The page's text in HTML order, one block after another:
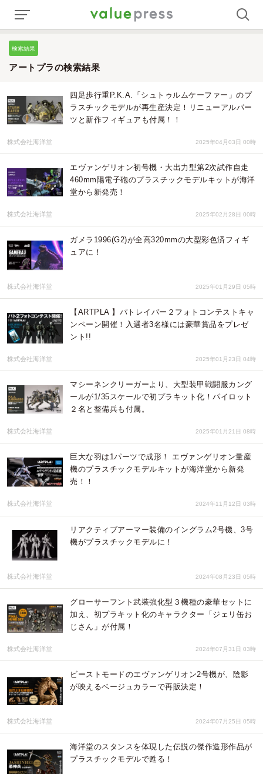
検索結果
アートプラの検索結果
四足歩行重P.K.A.「シュトゥルムケーファー」のプ
ラスチックモデルが再生産決定！リニューアルパー
ツと新作フィギュアも付属！！
株式会社海洋堂 2025年04月03日 00時
エヴァンゲリオン初号機・大出力型第2次試作自走
460mm陽電子砲のプラスチックモデルキットが海洋
堂から新発売！
株式会社海洋堂 2025年02月28日 00時
ガメラ1996(G2)が全高320mmの大型彩色済フィギ
ュアに！
株式会社海洋堂 2025年01月29日 05時
【ARTPLA 】パトレイバー２フォトコンテストキャ
ンペーン開催！入選者3名様には豪華賞品をプレゼ
ント!!
株式会社海洋堂 2025年01月23日 04時
マシーネンクリーガーより、大型装甲戦闘服カング
ールが1/35スケールで初プラキット化！パイロット
２名と整備兵も付属。
株式会社海洋堂 2025年01月21日 08時
巨大な羽は1パーツで成形！ エヴァンゲリオン量産
機のプラスチックモデルキットが海洋堂から新発
売！！
株式会社海洋堂 2024年11月12日 03時
リアクティブアーマー装備のイングラム2号機、3号
機がプラスチックモデルに！
株式会社海洋堂 2024年08月23日 05時
グローサーフント武装強化型３機種の豪華セットに
加え、初プラキット化のキャラクター「ジェリ缶お
じさん」が付属！
株式会社海洋堂 2024年07月31日 03時
ビーストモードのエヴァンゲリオン2号機が、陰影
が映えるベージュカラーで再販決定！
株式会社海洋堂 2024年07月25日 05時
海洋堂のスタンスを体現した伝説の傑作造形作品が
プラスチックモデルで甦る！